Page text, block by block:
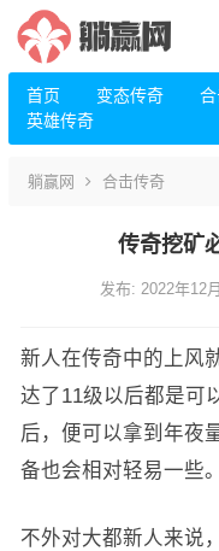
首页 变态传奇
英雄传奇
躺赢网 合击传奇
传奇挖矿
发布: 2022年12
新人在传奇中的上风
达了11级以后都是可
后，便可以拿到年夜
备也会相对轻易一些。
不外对大都新人来说